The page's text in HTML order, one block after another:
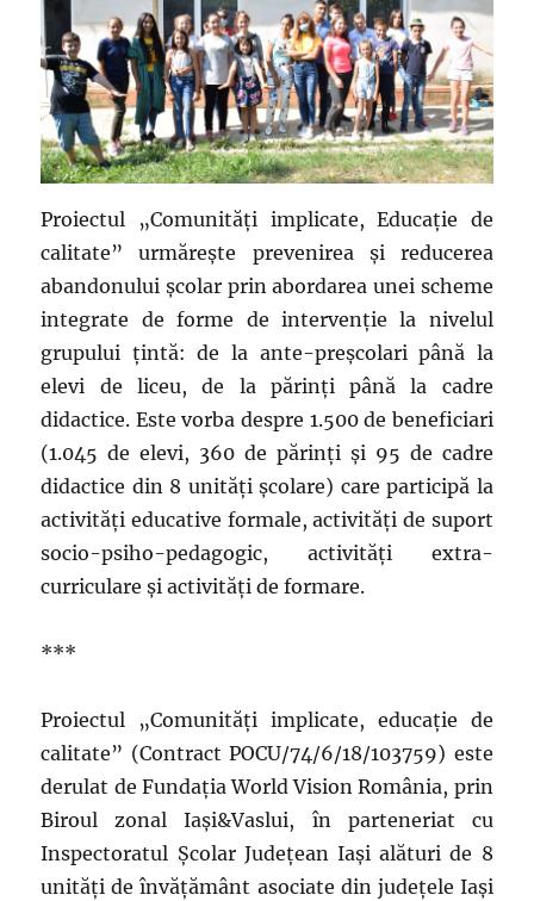
Proiectul „Comunități implicate, Educație de
calitate” urmărește prevenirea și reducerea
abandonului școlar prin abordarea unei scheme
integrate de forme de intervenție la nivelul
grupului țintă: de la ante-preșcolari până la
elevi de liceu, de la părinți până la cadre
didactice. Este vorba despre 1.500 de beneficiari
(1.045 de elevi, 360 de părinți și 95 de cadre
didactice din 8 unități școlare) care participă la
activități educative formale, activități de suport
socio-psiho-pedagogic, activități extra-
curriculare și activități de formare.
***
Proiectul „Comunități implicate, educație de
calitate” (Contract POCU/74/6/18/103759) este
derulat de Fundația World Vision România, prin
Biroul zonal Iași&Vaslui, în parteneriat cu
Inspectoratul Școlar Județean Iași alături de 8
unități de învățământ asociate din județele Iași